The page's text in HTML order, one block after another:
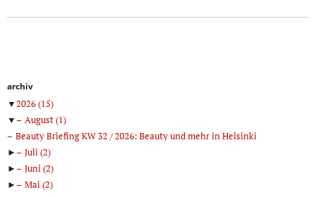
archiv
▼2026(15)
▼
August(1)
Beauty Briefing KW 32 / 2026: Beauty und mehr in Helsinki
►
Juli(2)
►
Juni(2)
►
Mai(2)